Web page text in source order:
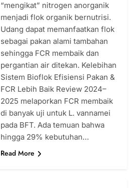
“mengikat” nitrogen anorganik
menjadi flok organik bernutrisi.
Udang dapat memanfaatkan flok
sebagai pakan alami tambahan
sehingga FCR membaik dan
pergantian air ditekan. Kelebihan
Sistem Bioflok Efisiensi Pakan &
FCR Lebih Baik Review 2024–
2025 melaporkan FCR membaik
di banyak uji untuk L. vannamei
pada BFT. Ada temuan bahwa
hingga 29% kebutuhan…
Read More